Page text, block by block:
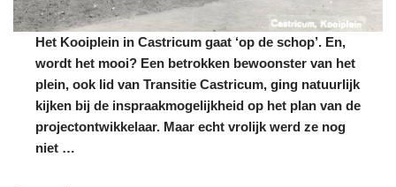
Het Kooiplein in Castricum gaat ‘op de schop’. En,
wordt het mooi? Een betrokken bewoonster van het
plein, ook lid van Transitie Castricum, ging natuurlijk
kijken bij de inspraakmogelijkheid op het plan van de
projectontwikkelaar. Maar echt vrolijk werd ze nog
niet …